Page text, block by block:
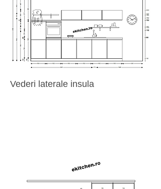
Vederi laterale insula